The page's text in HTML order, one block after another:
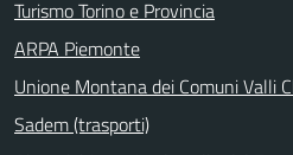
Turismo Torino e Provincia
ARPA Piemonte
Unione Montana dei Comuni Valli
Sadem (trasporti)